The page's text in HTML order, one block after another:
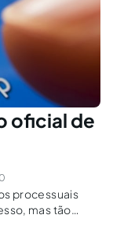
oficial de
processuais
mas tão